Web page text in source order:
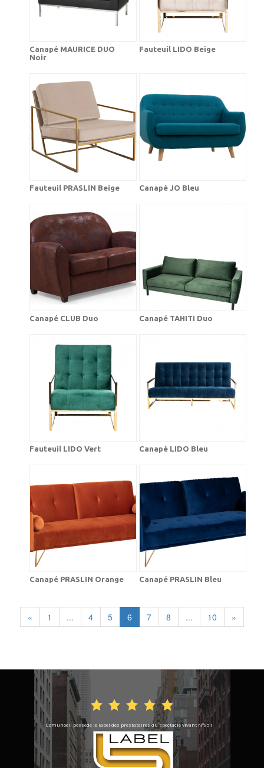
Canapé MAURICE DUO
Noir
Fauteuil LIDO Beige
Fauteuil PRASLIN Beige Canapé JO Bleu
Canapé CLUB Duo Canapé TAHITI Duo
Fauteuil LIDO Vert Canapé LIDO Bleu
Canapé PRASLIN Orange Canapé PRASLIN Bleu
« 1 ... 4 5 6 7 8 ... 10 »
Comunoeil possède le label des prestataires du spectacle vivant N°951